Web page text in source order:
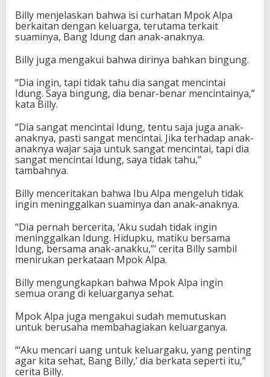
Billy menjelaskan bahwa isi curhatan Mpok Alpa
berkaitan dengan keluarga, terutama terkait
suaminya, Bang Idung dan anak-anaknya.
Billy juga mengakui bahwa dirinya bahkan bingung.
“Dia ingin, tapi tidak tahu dia sangat mencintai
Idung. Saya bingung, dia benar-benar mencintainya,”
kata Billy.
“Dia sangat mencintai Idung, tentu saja juga anak-
anaknya, pasti sangat mencintai. Jika terhadap anak-
anaknya wajar saja untuk sangat mencintai, tapi dia
sangat mencintai Idung, saya tidak tahu,”
tambahnya.
Billy menceritakan bahwa Ibu Alpa mengeluh tidak
ingin meninggalkan suaminya dan anak-anaknya.
“Dia pernah bercerita, ‘Aku sudah tidak ingin
meninggalkan Idung. Hidupku, matiku bersama
Idung, bersama anak-anakku,”‘ cerita Billy sambil
menirukan perkataan Mpok Alpa.
Billy mengungkapkan bahwa Mpok Alpa ingin
semua orang di keluarganya sehat.
Mpok Alpa juga mengakui sudah memutuskan
untuk berusaha membahagiakan keluarganya.
“‘Aku mencari uang untuk keluargaku, yang penting
agar kita sehat, Bang Billy,’ dia berkata seperti itu,”
cerita Billy.